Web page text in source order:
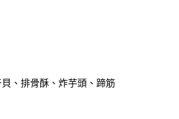
、排骨酥、炸芋頭、蹄筋